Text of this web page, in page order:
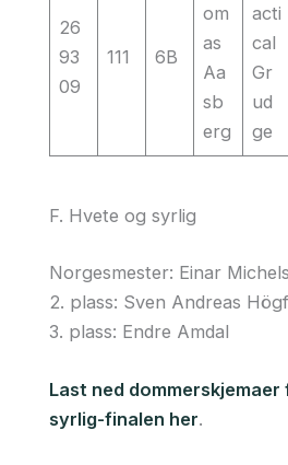
26
93
09
111 6B
om
as
Aa
sb
erg
acti
cal
Gr
ud
ge
F. Hvete og syrlig
Norgesmester: Einar
2. plass: Sven Andreas
3. plass: Endre Amdal
Last ned
syrlig-finalen her.